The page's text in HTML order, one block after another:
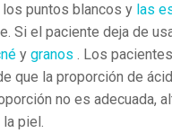
puntos blancos y las
Si el paciente deja de
y granos . Los
que la proporción de
no es adecuada,
piel.